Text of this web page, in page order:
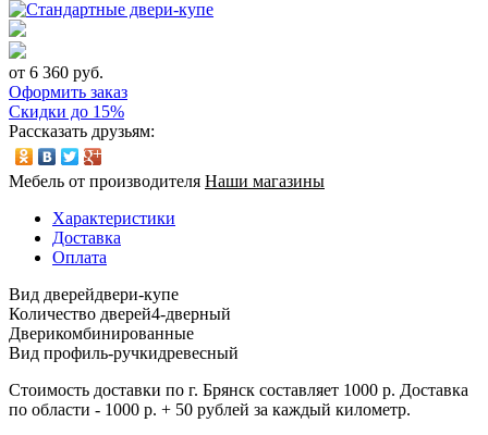
от 6 360 руб.
Оформить заказ
Скидки до 15%
Рассказать друзьям:
Мебель от производителя Наши магазины
Характеристики
Доставка
Оплата
Вид дверейдвери-купе
Количество дверей4-дверный
Дверикомбинированные
Вид профиль-ручкидревесный
Стоимость доставки по г. Брянск составляет 1000 р. Доставка
по области - 1000 р. + 50 рублей за каждый километр.